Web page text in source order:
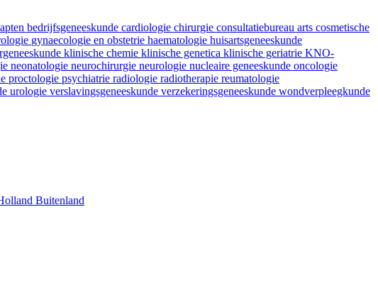
bedrijfsgeneeskunde cardiologie chirurgie consultatiebureau arts cosmetische
gynaecologie en obstetrie haematologie huisartsgeneeskunde
klinische chemie klinische genetica klinische geriatrie KNO-
neonatologie neurochirurgie neurologie nucleaire geneeskunde oncologie
proctologie psychiatrie radiologie radiotherapie reumatologie
urologie verslavingsgeneeskunde verzekeringsgeneeskunde wondverpleegkunde
Buitenland